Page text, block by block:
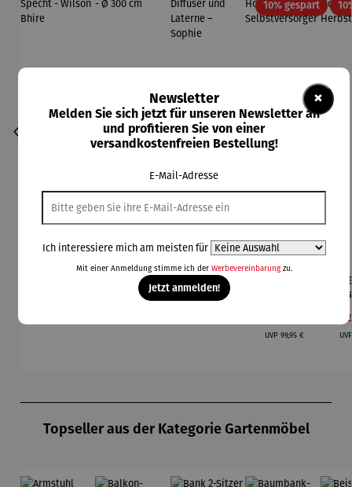
Durchschnittliche Bewertung von 4.5 von 5 Sternen
Ampelschi
rm - Ø 300
Durchschnittliche Bewertung von 4
Aroma
Diffuser
10% gespartRabatt
Selbstvers
UVPRegulärer Preis:
99,95 €
-
Topseller aus der Kategorie Gartenmöbel
×
Newsletter
Melden Sie sich jetzt für unseren Newsletter an
und profitieren Sie von einer
versandkostenfreien Bestellung!
E-Mail-Adresse
Ich interessiere mich am meisten für
Mit einer Anmeldung stimme ich der Werbevereinbarungzu.
Jetzt anmelden!